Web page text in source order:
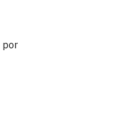
por